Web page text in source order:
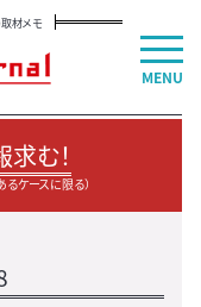
材メモ
む！
ケースに限る）
MENU